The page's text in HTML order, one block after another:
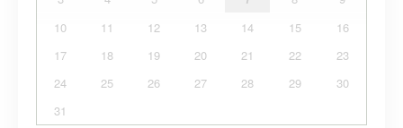
10
11 12 13 14 15
16
17
18 19 20 21 22
23
24
25 26 27 28 29
30
31